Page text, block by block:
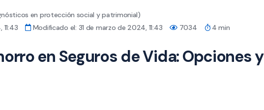
en protección social y patrimonial)
Modificado el: 31 de marzo de 2024, 11:43 7034 4 min
en Seguros de Vida: Opciones y